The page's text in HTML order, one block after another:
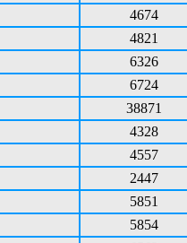
4674
4821
6326
6724
38871
4328
4557
2447
5851
5854